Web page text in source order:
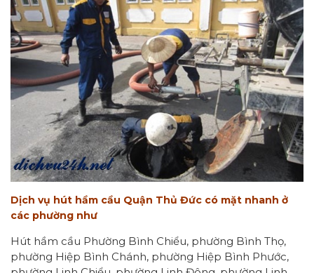
Dịch vụ hút hầm cầu Quận Thủ Đức có mặt nhanh ở
các phường như
Hút hầm cầu Phường Bình Chiểu, phường Bình Thọ,
phường Hiệp Bình Chánh, phường Hiệp Bình Phước,